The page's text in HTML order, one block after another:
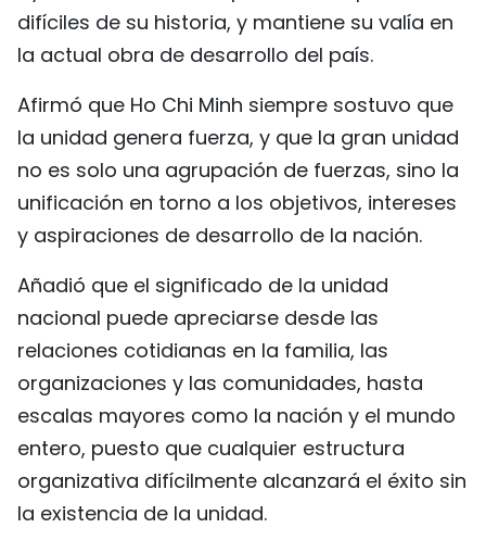
difíciles de su historia, y mantiene su valía en
la actual obra de desarrollo del país.
Afirmó que Ho Chi Minh siempre sostuvo que
la unidad genera fuerza, y que la gran unidad
no es solo una agrupación de fuerzas, sino la
unificación en torno a los objetivos, intereses
y aspiraciones de desarrollo de la nación.
Añadió que el significado de la unidad
nacional puede apreciarse desde las
relaciones cotidianas en la familia, las
organizaciones y las comunidades, hasta
escalas mayores como la nación y el mundo
entero, puesto que cualquier estructura
organizativa difícilmente alcanzará el éxito sin
la existencia de la unidad.